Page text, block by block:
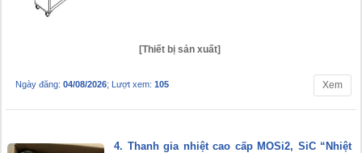
[Thiết bị sản xuất]
Ngày đăng: 04/08/2026; Lượt xem: 105 Xem
4. Thanh gia nhiệt cao cấp MOSi2, SiC “Nhiệt